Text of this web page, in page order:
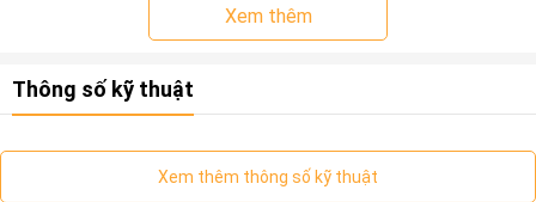
Xem thêm
Thông số kỹ thuật
Xem thêm thông số kỹ thuật